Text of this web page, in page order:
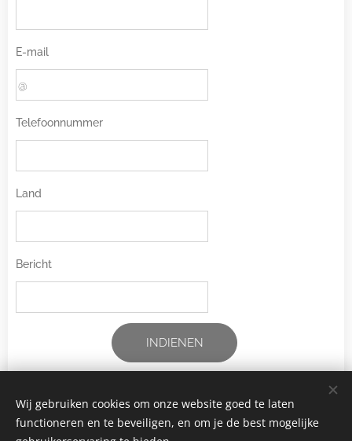
E-mail
Telefoonnummer
Land
Bericht
INDIENEN
Wij gebruiken cookies om onze website goed te laten
functioneren en te beveiligen, en om je de best mogelijke